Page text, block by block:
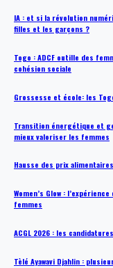
IA : et si la révolution
filles et les garçons ?
Togo : ADCF outille des
cohésion sociale
Grossesse et école: les
Transition énergétique et
mieux valoriser les femmes
Hausse des prix
Women’s Glow :
femmes
ACGL 2026 : les
Tèlé Ayawavi Djahlin :